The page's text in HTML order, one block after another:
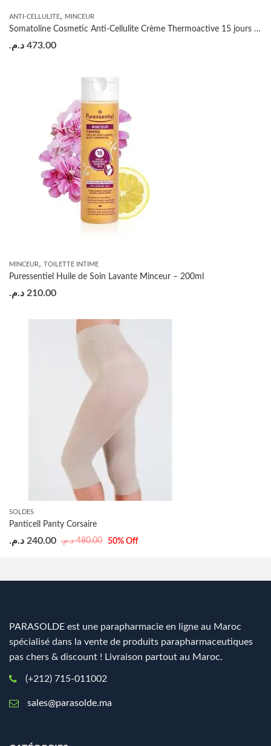
ANTI-CELLULITE, MINCEUR
Somatoline Cosmetic Anti-Cellulite Crème Thermoactive 15 jours 250ml
473.00 د.م.
MINCEUR, TOILETTE INTIME
Puressentiel Huile de Soin Lavante Minceur – 200ml
210.00 د.م.
SOLDES
Panticell Panty Corsaire
480.00 د.م. 240.00 د.م. 50% Off
PARASOLDE est une parapharmacie en ligne au Maroc
spécialisé dans la vente de produits parapharmaceutiques
pas chers & discount ! Livraison partout au Maroc.
(+212) 715-011002
sales@parasolde.ma